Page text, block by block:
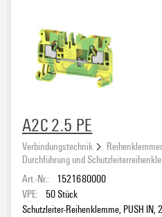
A2C 2.5 PE
Verbindungstechnik
Durchführung und
Art.-Nr.:
1521680000
VPE:
50Stück
Schutzleiter-Reihenklemme, PUSH IN,